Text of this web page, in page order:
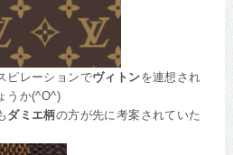
ピレーションでヴィトンを連想され
うか(^O^)
ダミエ柄の方が先に考案されていた